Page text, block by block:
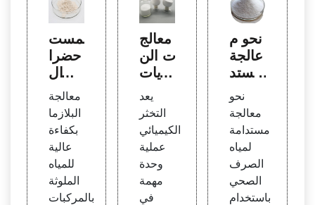
المست
حضرا
ت ال
صيدلا
نية ال
بشري
ة في
البيئة
المائي
ة: أ
معالجة
البلازما
بكفاءة
عالية
للمياه
الملوثة
بالمركبات
معالج
ات الن
فايات
لة، الت
خثر ال
كيميا
ئي، م
عالجة
المياه
يعد
التخثر
الكيميائي
عملية
وحدة
مهمة
في
نحو م
عالجة
مستد
امة ل
مياه ال
صرف
الصح
ي باس
تخدام
نحو
معالجة
مستدامة
لمياه
الصرف
الصحي
باستخدام